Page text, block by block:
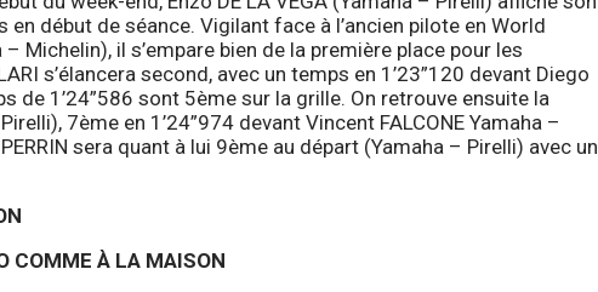
début de séance. Vigilant face à l’ancien pilote en World
Michelin), il s’empare bien de la première place pour les
s’élancera second, avec un temps en 1’23”120 devant Diego
de 1’24”586 sont 5ème sur la grille. On retrouve ensuite la
7ème en 1’24”974 devant Vincent FALCONE Yamaha –
sera quant à lui 9ème au départ (Yamaha – Pirelli) avec un
COMME À LA MAISON